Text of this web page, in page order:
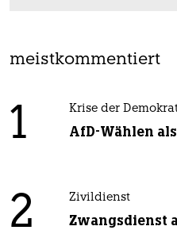
meistkommentiert
1 Krise der
AfD-Wählen
2 Zivildienst
Zwangsdienst